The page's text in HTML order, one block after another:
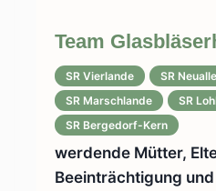
Team
SR Vierlande
SR
SR Marschlande
SR
SR Bergedorf-Kern
werdende Mütter,
Beeinträchtigung